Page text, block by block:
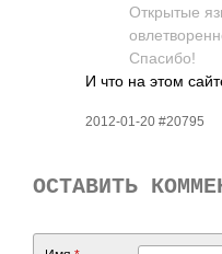
Откр­ытые
Спас­ибо!
И что на этом
2012-01-20 #20795
ОСТАВИТЬ